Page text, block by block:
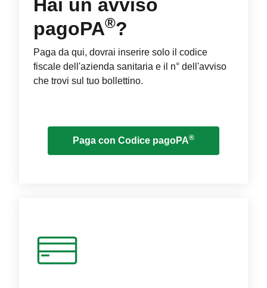
Hai un avviso
pagoPA®?
Paga da qui, dovrai inserire solo il codice
fiscale dell'azienda sanitaria e il n° dell'avviso
che trovi sul tuo bollettino.
Paga con Codice pagoPA®